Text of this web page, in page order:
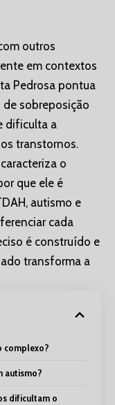
outros
em contextos
Pedrosa pontua
de sobreposição
dificulta a
transtornos.
o
que ele é
autismo e
cada
é construído e
transforma a
complexo?
autismo?
dificultam o